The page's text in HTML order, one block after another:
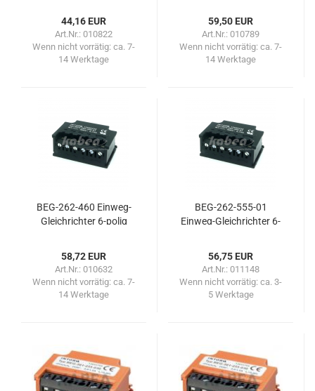
44,16 EUR
Art.Nr.: 010822
Wenn nicht vorrätig: ca. 7-
14 Werktage
59,50 EUR
Art.Nr.: 010789
Wenn nicht vorrätig: ca. 7-
14 Werktage
BEG-​262-​460 Einweg-​​
Gleich­rich­ter 6-​polig
58,72 EUR
Art.Nr.: 010632
Wenn nicht vorrätig: ca. 7-
14 Werktage
BEG-​262-​555-01
Einweg-​​Gleich­rich­ter 6-​
56,75 EUR
Art.Nr.: 011148
Wenn nicht vorrätig: ca. 3-
5 Werktage